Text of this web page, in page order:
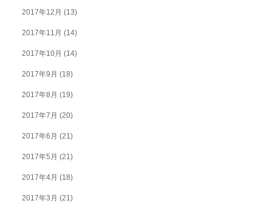
2017年12月 (13)
2017年11月 (14)
2017年10月 (14)
2017年9月 (18)
2017年8月 (19)
2017年7月 (20)
2017年6月 (21)
2017年5月 (21)
2017年4月 (18)
2017年3月 (21)